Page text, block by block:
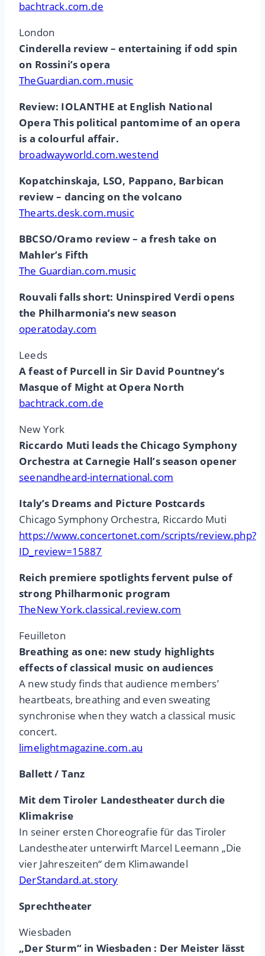
bachtrack.com.de
London
Cinderella review – entertaining if odd spin
on Rossini’s opera
TheGuardian.com.music
Review: IOLANTHE at English National
Opera This political pantomime of an opera
is a colourful affair.
broadwayworld.com.westend
Kopatchinskaja, LSO, Pappano, Barbican
review – dancing on the volcano
Thearts.desk.com.music
BBCSO/Oramo review – a fresh take on
Mahler’s Fifth
The Guardian.com.music
Rouvali falls short: Uninspired Verdi opens
the Philharmonia’s new season
operatoday.com
Leeds
A feast of Purcell in Sir David Pountney’s
Masque of Might at Opera North
bachtrack.com.de
New York
Riccardo Muti leads the Chicago Symphony
Orchestra at Carnegie Hall’s season opener
seenandheard-international.com
Italy’s Dreams and Picture Postcards
Chicago Symphony Orchestra, Riccardo Muti
https://www.concertonet.com/scripts/review.php?
ID_review=15887
Reich premiere spotlights fervent pulse of
strong Philharmonic program
TheNew York.classical.review.com
Feuilleton
Breathing as one: new study highlights
effects of classical music on audiences
A new study finds that audience members’
heartbeats, breathing and even sweating
synchronise when they watch a classical music
concert.
limelightmagazine.com.au
Ballett / Tanz
Mit dem Tiroler Landestheater durch die
Klimakrise
In seiner ersten Choreografie für das Tiroler
Landestheater unterwirft Marcel Leemann „Die
vier Jahreszeiten“ dem Klimawandel
DerStandard.at.story
Sprechtheater
Wiesbaden
„Der Sturm“ in Wiesbaden : Der Meister lässt